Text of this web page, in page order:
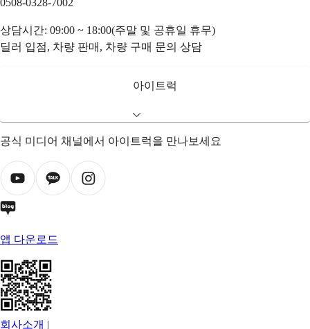
0508-0328-7002
상담시간: 09:00 ~ 18:00(주말 및 공휴일 휴무)
딜러 입점, 차량 판매, 차량 구매 문의 상담
아이트럭
공식 미디어 채널에서 아이트럭을 만나보세요
앱 다운로드
회사소개 |